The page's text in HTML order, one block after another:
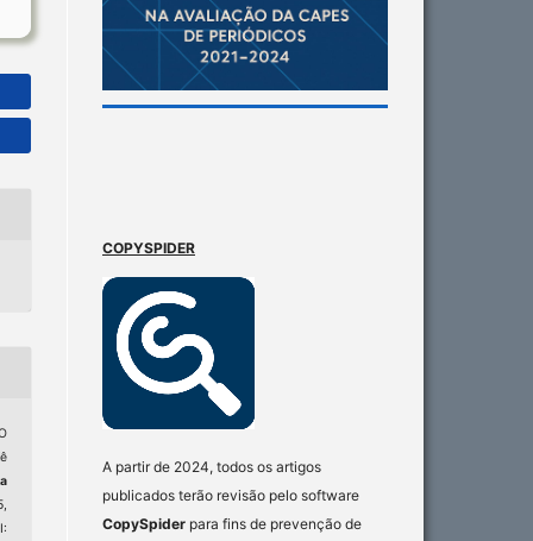
COPYSPIDER
A partir de 2024, todos os artigos
publicados terão revisão pelo software
CopySpider para fins de prevenção de